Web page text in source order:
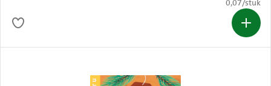
0,07/stuk